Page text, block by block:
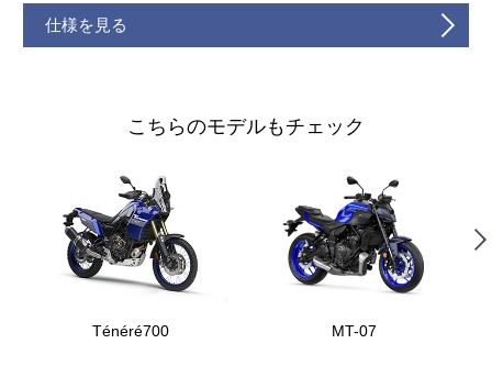
仕様を見る
こちらのモデルもチェック
Ténéré700 MT-07